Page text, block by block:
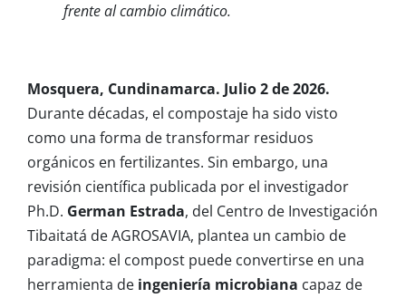
frente al cambio climático.
Mosquera, Cundinamarca. Julio 2 de 2026.
Durante décadas, el compostaje ha sido visto
como una forma de transformar residuos
orgánicos en fertilizantes. Sin embargo, una
revisión científica publicada por el investigador
Ph.D. German Estrada, del Centro de Investigación
Tibaitatá de AGROSAVIA, plantea un cambio de
paradigma: el compost puede convertirse en una
herramienta de ingeniería microbiana capaz de